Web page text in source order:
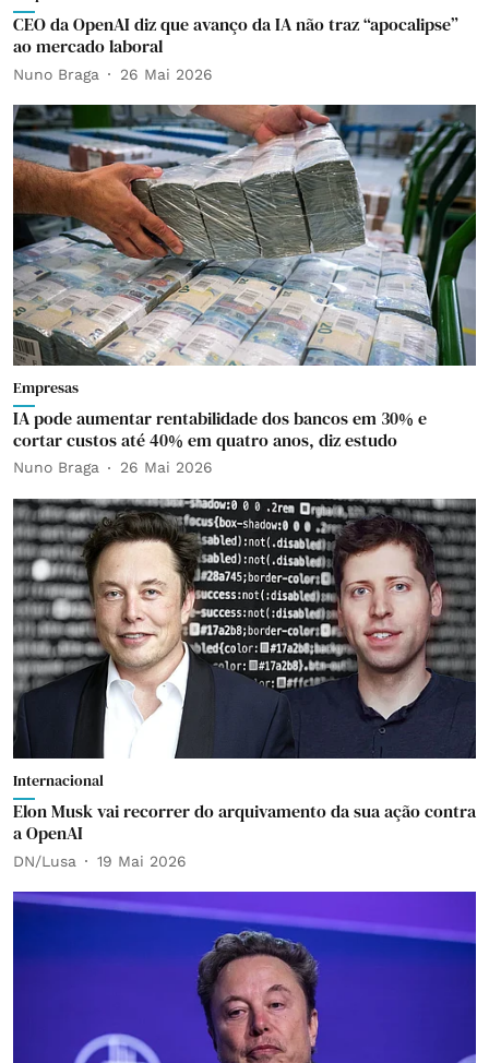
CEO da OpenAI diz que avanço da IA não traz “apocalipse”
ao mercado laboral
Nuno Braga 26 Mai 2026
Empresas
IA pode aumentar rentabilidade dos bancos em 30% e
cortar custos até 40% em quatro anos, diz estudo
Nuno Braga 26 Mai 2026
Internacional
Elon Musk vai recorrer do arquivamento da sua ação contra
a OpenAI
DN/Lusa 19 Mai 2026